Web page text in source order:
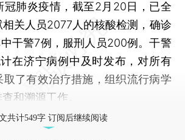
冠肺炎疫情，截至2月20日，已全
关人员2077人的核酸检测，确诊
干警7例，服刑人员200例。干警
在济宁病例中及时发布，对所有
取了有效治疗措施，组织流行病学
和溯源工作。
共计549字 订阅后继续阅读